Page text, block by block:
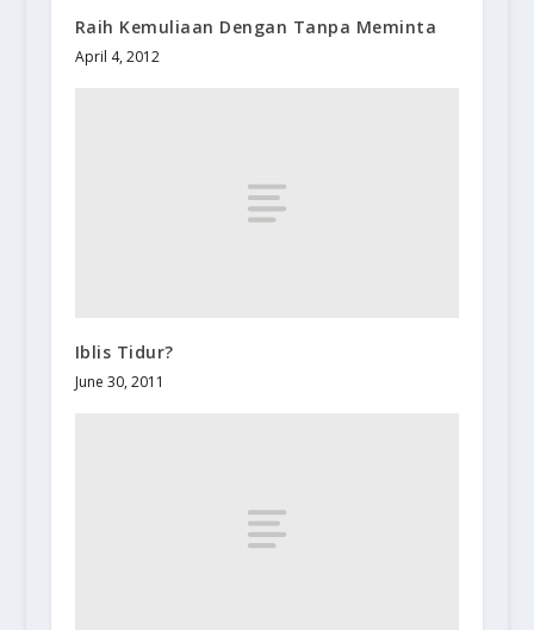
Raih Kemuliaan Dengan Tanpa Meminta
April 4, 2012
Iblis Tidur?
June 30, 2011